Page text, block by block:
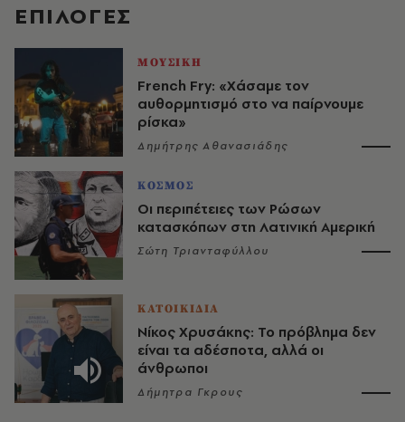
EΠΙΛΟΓΈΣ
ΜΟΥΣΙΚΗ
French Fry: «Χάσαμε τον
αυθορμητισμό στο να παίρνουμε
ρίσκα»
Δημήτρης Αθανασιάδης
ΚΟΣΜΟΣ
Οι περιπέτειες των Ρώσων
κατασκόπων στη Λατινική Αμερική
Σώτη Τριανταφύλλου
ΚΑΤΟΙΚΙΔΙΑ
Νίκος Χρυσάκης: Το πρόβλημα δεν
είναι τα αδέσποτα, αλλά οι
άνθρωποι
Δήμητρα Γκρους